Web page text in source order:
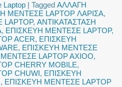
Laptop |Tagged ΑΛΛΑΓΗ
ΜΕΝΤΕΣΕ LAPTOP ΛΑΡΙΣΑ,
,ΑΝΤΙΚΑΤΑΣΤΑΣΗ
, ΕΠΙΣΚΕΥΗ ΜΕΝΤΕΣΕ LAPTOP,
ACER, ΕΠΙΣΚΕΥΗ
, ΕΠΙΣΚΕΥΗ ΜΕΝΤΕΣΕ
LAPTOP AXIOO,
CHERRY MOBILE,
CHUWI, ΕΠΙΣΚΕΥΗ
, ΕΠΙΣΚΕΥΗ ΜΕΝΤΕΣΕ LAPTOP